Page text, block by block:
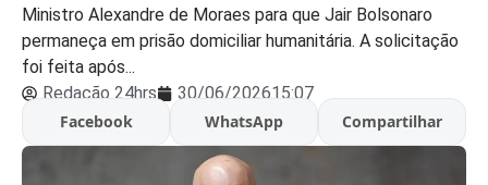
Ministro Alexandre de Moraes para que Jair Bolsonaro
permaneça em prisão domiciliar humanitária. A solicitação
foi feita após...
Redação 24hrs
30/06/202615:07
Facebook
WhatsApp Compartilhar